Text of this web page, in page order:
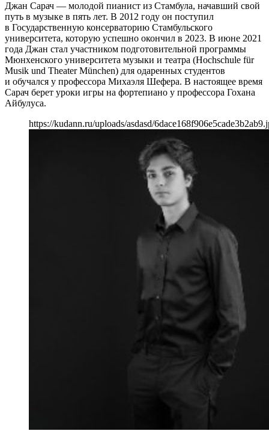
Джан Сарач — молодой пианист из Стамбула, начавший свой
путь в музыке в пять лет. В 2012 году он поступил
в Государственную консерваторию Стамбульского
университета, которую успешно окончил в 2023. В июне 2021
года Джан стал участником подготовительной программы
Мюнхенского университета музыки и театра (Hochschule für
Musik und Theater München) для одаренных студентов
и обучался у профессора Михаэля Шефера. В настоящее время
Сарач берет уроки игры на фортепиано у профессора Гохана
Айбулуса.
https://kudann.ru/uploads/asdasd/